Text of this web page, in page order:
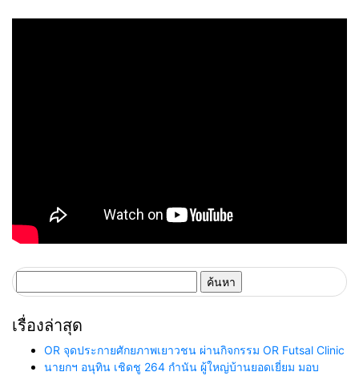
สำหรับ:
เรื่องล่าสุด
OR จุดประกายศักยภาพเยาวชน ผ่านกิจกรรม OR Futsal Clinic
นายกฯ อนุทิน เชิดชู 264 กำนัน ผู้ใหญ่บ้านยอดเยี่ยม มอบ